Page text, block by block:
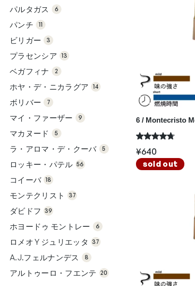
パルタガス 6
の
商
パンチ 11
11個
の
商
ビリガー 3
の
商
プラセンシア 13
個
の
商
品
ベガフィナ 2
の
商
ホヤ・デ・ニカラグア 14
個
の
商
ボリバー 7
の
商
マイ・ファーザー 9
の
商
マカヌード 5
5個
の
商
ラ・アロマ・デ・クーバ 5
の
商
ロッキー・パテル 56
56
個
の
商
コイーバ 18
18
個
の
商
品
モンテクリスト 37
個
の
商
ダビドフ 39
39
個
の
商
ホヨードゥ モントレー 6
の
商
ロメオ Y ジュリエッタ 37
37
個
の
商
A.J.フェルナンデス 8
8個
の
商
アルトゥーロ・フエンテ 20
個
の
商
6 / Montecristo
¥640
sold out